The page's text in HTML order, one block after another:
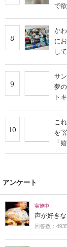
で
8
か
に
し
9
サ
夢
ト
10
こ
を“
「
アンケート
実施中
声が好き
回答数：